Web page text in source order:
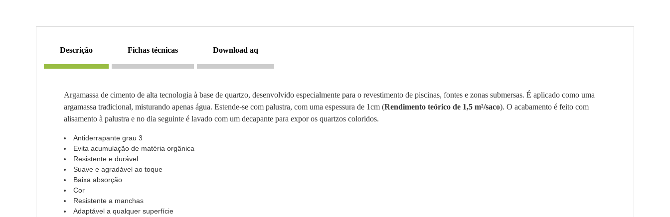
descrição fichas técnicas download aq
Argamassa de cimento de alta tecnologia à base de quartzo, desenvolvido especialmente para o revestimento de piscinas, fontes e zonas submersas. É aplicado como uma
argamassa tradicional, misturando apenas água. Estende-se com palustra, com uma espessura de 1cm (Rendimento teórico de 1,5 m²/saco). O acabamento é feito com
alisamento à palustra e no dia seguinte é lavado com um decapante para expor os quartzos coloridos.
Antiderrapante grau 3
Evita acumulação de matéria orgânica
Resistente e durável
Suave e agradável ao toque
Baixa absorção
Cor
Resistente a manchas
Adaptável a qualquer superfície